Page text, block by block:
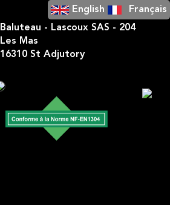
Baluteau - Lascoux SAS - 204
Les Mas
16310 St Adjutory
English Français